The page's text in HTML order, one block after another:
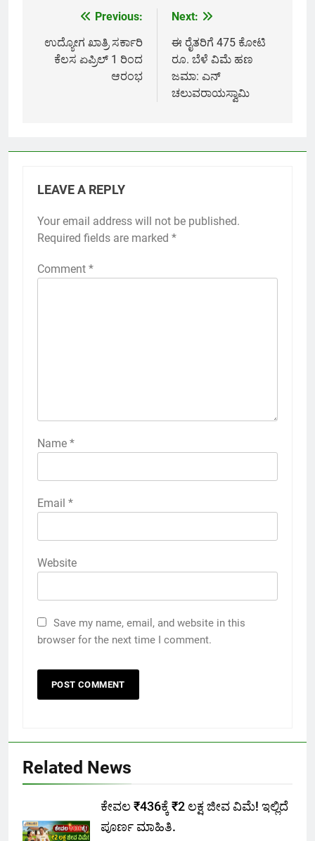
navigation
Previous:
ಉದ್ಯೋಗ ಖಾತ್ರಿ ಸರ್ಕಾರಿ
ಕೆಲಸ ಏಪ್ರಿಲ್ 1 ರಿಂದ
ಆರಂಭ
Next:
ಈ ರೈತರಿಗೆ 475 ಕೋಟಿ
ರೂ. ಬೆಳೆ ವಿಮೆ ಹಣ
ಜಮಾ: ಎನ್
ಚಲುವರಾಯಸ್ವಾಮಿ
LEAVE A REPLY
Your email address will not be published.
Required fields are marked *
Comment *
Name *
Email *
Website
Save my name, email, and website in this
browser for the next time I comment.
Related News
ಕೇವಲ ₹436ಕ್ಕೆ ₹2 ಲಕ್ಷ ಜೀವ ವಿಮೆ! ಇಲ್ಲಿದೆ
ಪೂರ್ಣ ಮಾಹಿತಿ.